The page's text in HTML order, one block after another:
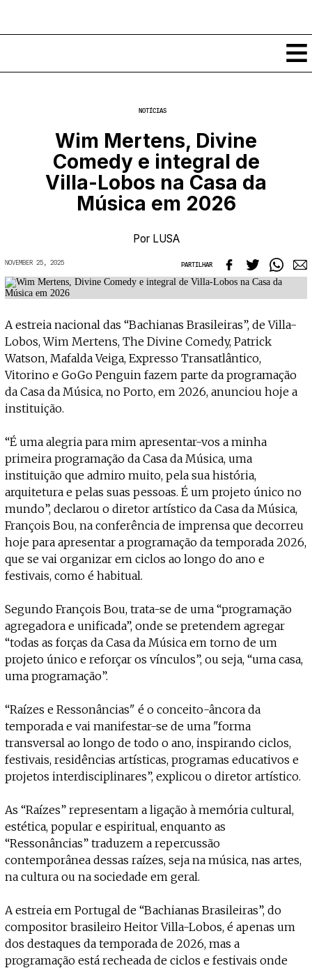
Classificados
Ver todos
Enviar
Agenda
Espetáculos
Exposições
Locais
Mapa
Submeter Eventos
Formadores
Recursos
Links úteis
Publicações
Sobre
Estatuto Editorial
Ficha Técnica
Política de privacidade
Contactar
Política de privacidade - App
Coffeelabs Cursos curtos
— apoia o Coffeepaste e ajuda-nos a chegar mais longe. Mantém viva a cultura
Apoiar
NOTÍCIAS
Wim Mertens, Divine
Comedy e integral de
Villa-Lobos na Casa da
Música em 2026
Por LUSA
NOVEMBER 25, 2025 PARTILHAR
A estreia nacional das “Bachianas Brasileiras”, de Villa-
Lobos, Wim Mertens, The Divine Comedy, Patrick
Watson, Mafalda Veiga, Expresso Transatlântico,
Vitorino e GoGo Penguin fazem parte da programação
da Casa da Música, no Porto, em 2026, anunciou hoje a
instituição.
“É uma alegria para mim apresentar-vos a minha
primeira programação da Casa da Música, uma
instituição que admiro muito, pela sua história,
arquitetura e pelas suas pessoas. É um projeto único no
mundo”, declarou o diretor artístico da Casa da Música,
François Bou, na conferência de imprensa que decorreu
hoje para apresentar a programação da temporada 2026,
que se vai organizar em ciclos ao longo do ano e
festivais, como é habitual.
Segundo François Bou, trata-se de uma “programação
agregadora e unificada”, onde se pretendem agregar
“todas as forças da Casa da Música em torno de um
projeto único e reforçar os vínculos”, ou seja, “uma casa,
uma programação”.
“Raízes e Ressonâncias" é o conceito-âncora da
temporada e vai manifestar-se de uma "forma
transversal ao longo de todo o ano, inspirando ciclos,
festivais, residências artísticas, programas educativos e
projetos interdisciplinares”, explicou o diretor artístico.
As “Raízes” representam a ligação à memória cultural,
estética, popular e espiritual, enquanto as
“Ressonâncias” traduzem a repercussão
contemporânea dessas raízes, seja na música, nas artes,
na cultura ou na sociedade em geral.
A estreia em Portugal de “Bachianas Brasileiras”, do
compositor brasileiro Heitor Villa-Lobos, é apenas um
dos destaques da temporada de 2026, mas a
programação está recheada de ciclos e festivais onde